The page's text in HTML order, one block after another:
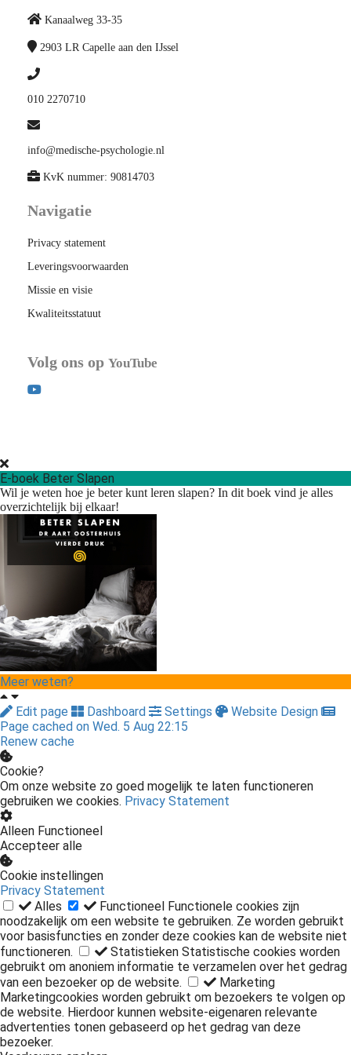
Kanaalweg 33-35
2903 LR Capelle aan den IJssel
010 2270710
info@medische-psychologie.nl
KvK nummer: 90814703
Navigatie
Privacy statement
Leveringsvoorwaarden
Missie en visie
Kwaliteitsstatuut
Volg ons op YouTube
E-boek Beter Slapen
Wil je weten hoe je beter kunt leren slapen? In dit boek vind je alles
overzichtelijk bij elkaar!
Meer weten?
Edit page
Dashboard Settings
Website Design
Page cached on Wed. 5 Aug 22:15
Renew cache
Cookie?
Om onze website zo goed mogelijk te laten functioneren
gebruiken we cookies. Privacy Statement
Alleen Functioneel
Accepteer alle
Cookie instellingen
Privacy Statement
Alles
Functioneel Functionele cookies zijn
noodzakelijk om een website te gebruiken. Ze worden gebruikt
voor basisfuncties en zonder deze cookies kan de website niet
functioneren.
Statistieken Statistische cookies worden
gebruikt om anoniem informatie te verzamelen over het gedrag
van een bezoeker op de website.
Marketing
Marketingcookies worden gebruikt om bezoekers te volgen op
de website. Hierdoor kunnen website-eigenaren relevante
advertenties tonen gebaseerd op het gedrag van deze
bezoeker.